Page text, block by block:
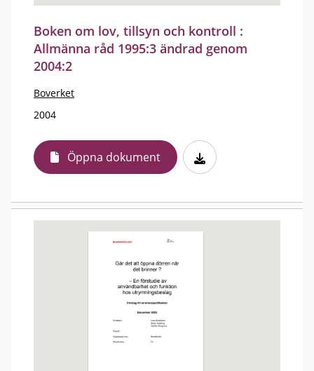
Boken om lov, tillsyn och kontroll :
Allmänna råd 1995:3 ändrad genom
2004:2
Boverket
2004
Öppna dokument